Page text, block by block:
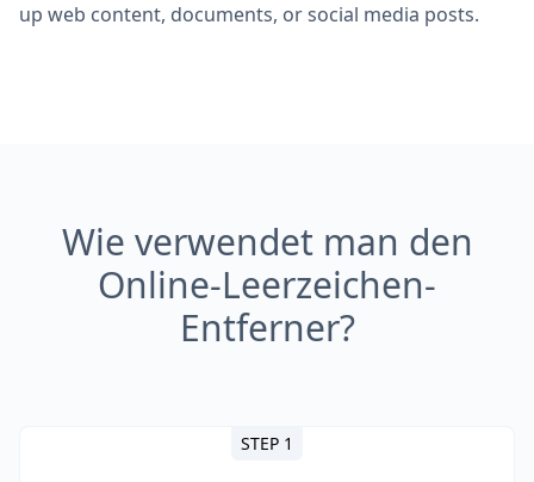
up web content, documents, or social media posts.
Wie verwendet man den
Online-Leerzeichen-
Entferner?
STEP 1